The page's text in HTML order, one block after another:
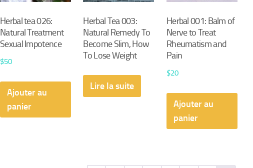
Herbal tea 026:
Natural Treatment
Sexual Impotence
$50
Ajouter au
panier
Herbal Tea 003:
Natural Remedy To
Become Slim, How
To Lose Weight
Lire la suite
Herbal 001: Balm of
Nerve to Treat
Rheumatism and
Pain
$20
Ajouter au
panier